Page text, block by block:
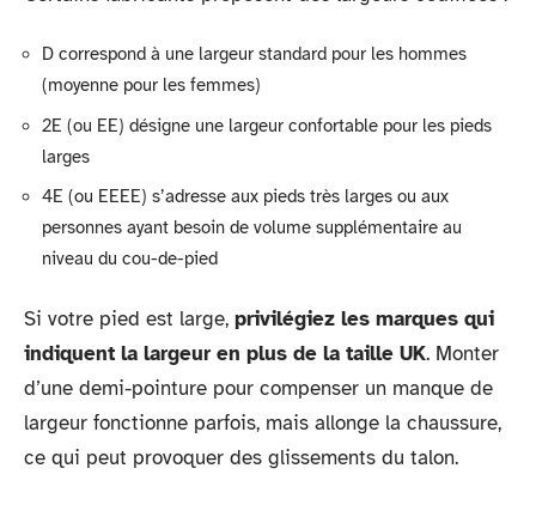
D correspond à une largeur standard pour les hommes
(moyenne pour les femmes)
2E (ou EE) désigne une largeur confortable pour les pieds
larges
4E (ou EEEE) s’adresse aux pieds très larges ou aux
personnes ayant besoin de volume supplémentaire au
niveau du cou-de-pied
Si votre pied est large, privilégiez les marques qui
indiquent la largeur en plus de la taille UK. Monter
d’une demi-pointure pour compenser un manque de
largeur fonctionne parfois, mais allonge la chaussure,
ce qui peut provoquer des glissements du talon.